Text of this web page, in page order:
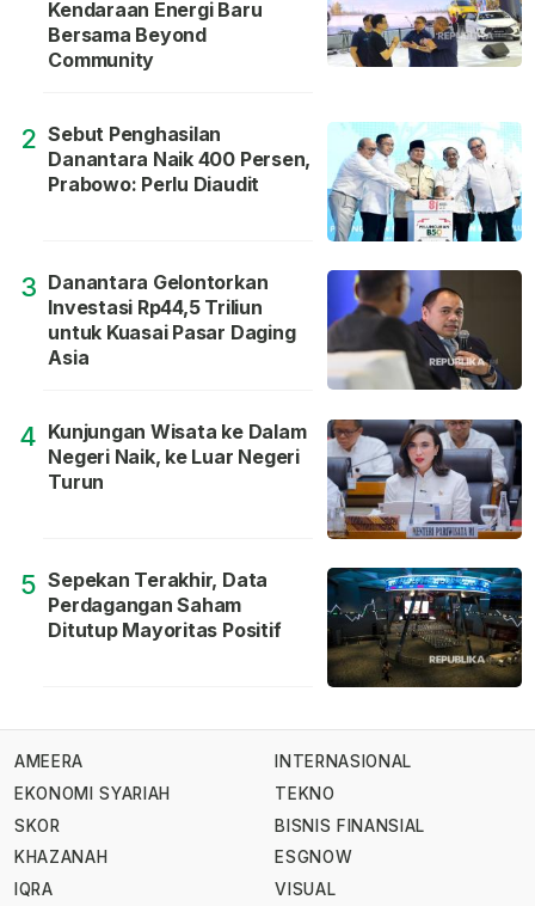
Kendaraan Energi Baru
Bersama Beyond
Community
2 Sebut Penghasilan
Danantara Naik 400 Persen,
Prabowo: Perlu Diaudit
3 Danantara Gelontorkan
Investasi Rp44,5 Triliun
untuk Kuasai Pasar Daging
Asia
4 Kunjungan Wisata ke Dalam
Negeri Naik, ke Luar Negeri
Turun
5 Sepekan Terakhir, Data
Perdagangan Saham
Ditutup Mayoritas Positif
AMEERA
EKONOMI SYARIAH
SKOR
KHAZANAH
IQRA
INTERNASIONAL
TEKNO
BISNIS FINANSIAL
ESGNOW
VISUAL